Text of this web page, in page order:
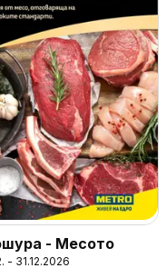
- Месото
- 31.12.2026